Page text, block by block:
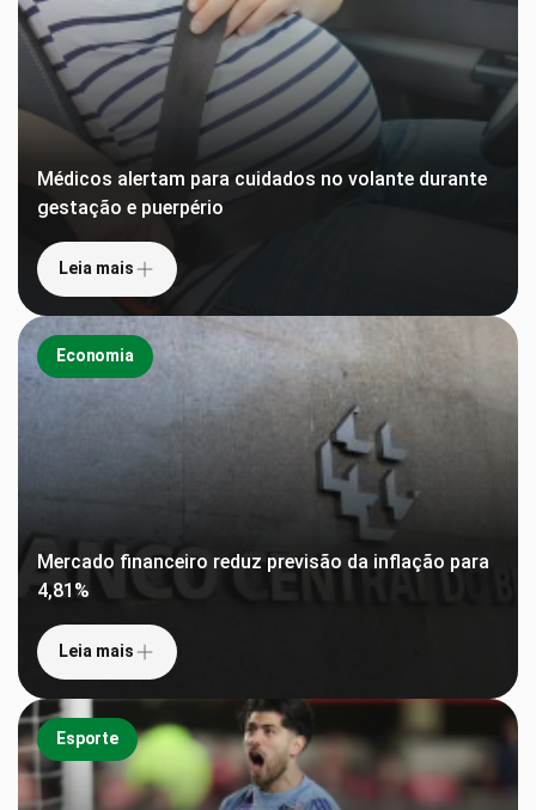
Médicos alertam para cuidados no volante durante
gestação e puerpério
Leia mais
Economia
Mercado financeiro reduz previsão da inflação para
4,81%
Leia mais
Esporte